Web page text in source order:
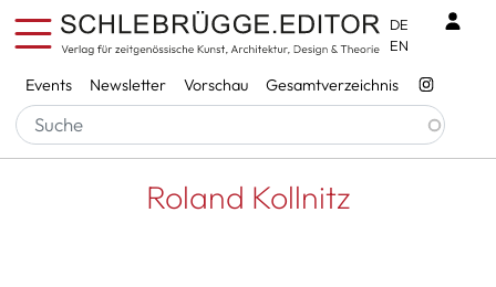
Direkt zum Inhalt
Services
Events Newsletter Vorschau Gesamtverzeichnis
DE
EN
Pfadnavigation
Startseite Roland Kollnitz
Roland Kollnitz